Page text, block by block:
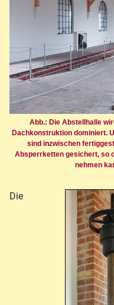
Abb.: Die Abstellhalle
Dachkonstruktion dominiert.
sind inzwischen
Absperrketten gesichert, so
nehmen
Die